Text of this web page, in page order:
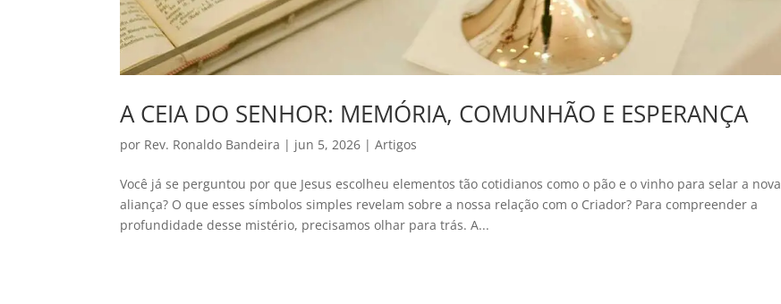
A CEIA DO SENHOR: MEMÓRIA, COMUNHÃO E ESPERANÇA
por Rev. Ronaldo Bandeira | jun 5, 2026 |Artigos
Você já se perguntou por que Jesus escolheu elementos tão cotidianos como o pão e o vinho para selar a nova
aliança? O que esses símbolos simples revelam sobre a nossa relação com o Criador? Para compreender a
profundidade desse mistério, precisamos olhar para trás. A...